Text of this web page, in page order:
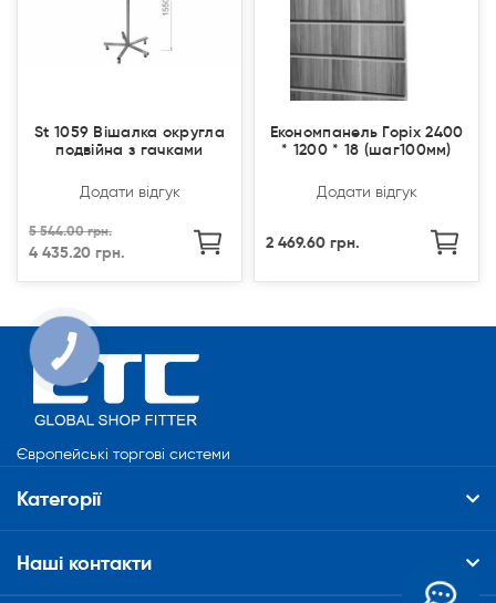
St 1059 Вішалка округла
подвійна з гачками
Додати відгук
5 544.00 грн.
4 435.20 грн.
Економпанель Горіх 2400
* 1200 * 18 (шаг100мм)
Додати відгук
2 469.60 грн.
Європейські торгові системи
Категорії
Наші контакти